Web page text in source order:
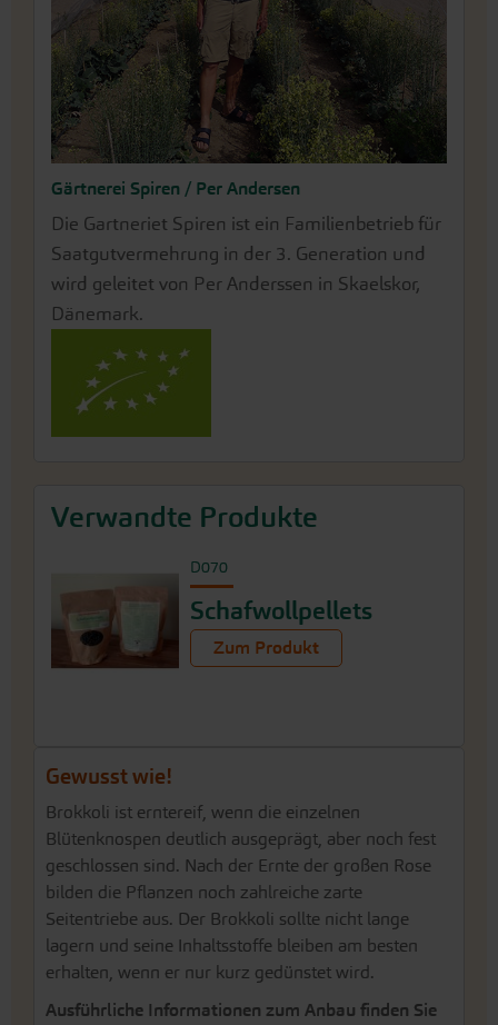
Gärtnerei Spiren / Per Andersen
Die Gartneriet Spiren ist ein Familienbetrieb für
Saatgutvermehrung in der 3. Generation und
wird geleitet von Per Anderssen in Skaelskor,
Dänemark.
Gewusst wie!
Brokkoli ist erntereif, wenn die einzelnen
Blütenknospen deutlich ausgeprägt, aber noch fest
geschlossen sind. Nach der Ernte der großen Rose
bilden die Pflanzen noch zahlreiche zarte
Seitentriebe aus. Der Brokkoli sollte nicht lange
lagern und seine Inhaltsstoffe bleiben am besten
erhalten, wenn er nur kurz gedünstet wird.
Ausführliche Informationen zum Anbau finden Sie
Verwandte Produkte
D070
Schafwollpellets
Zum Produkt